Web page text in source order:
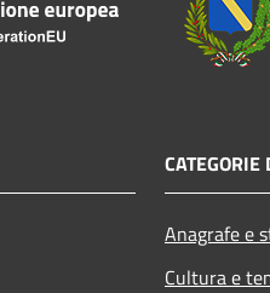
Anagrafe e
Cultura e